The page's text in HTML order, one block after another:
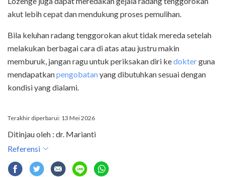
akut lebih cepat dan mendukung proses pemulihan.
Bila keluhan radang tenggorokan akut tidak mereda setelah
melakukan berbagai cara di atas atau justru makin
memburuk, jangan ragu untuk periksakan diri kedokterguna
mendapatkanpengobatanyang dibutuhkan sesuai dengan
kondisi yang dialami.
Terakhir diperbarui: 13 Mei 2026